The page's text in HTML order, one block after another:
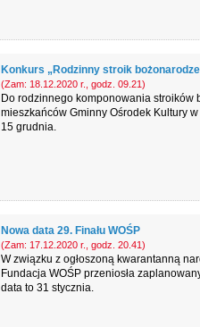
Konkurs „Rodzinny stroik
(Zam: 18.12.2020 r., godz. 09.21)
Do rodzinnego komponowania stroików
mieszkańców Gminny Ośrodek Kultury
15 grudnia.
Nowa data 29. Finału WOŚP
(Zam: 17.12.2020 r., godz. 20.41)
W związku z ogłoszoną kwarantanną
Fundacja WOŚP przeniosła
data to 31 stycznia.